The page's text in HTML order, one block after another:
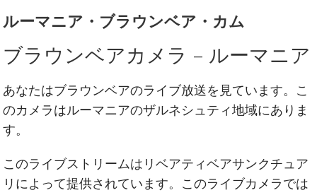
ルーマニア・ブラウンベア・カム
ブラウンベアカメラ – ルーマニア
あなたはブラウンベアのライブ放送を見ています。こ
のカメラはルーマニアのザルネシュティ地域にありま
す。
このライブストリームはリベアティベアサンクチュア
リによって提供されています。このライブカメラでは